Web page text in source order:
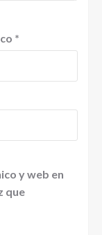
*
y web en
que